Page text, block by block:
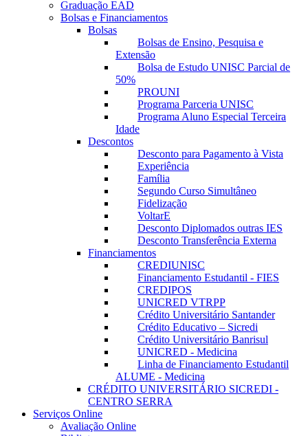
Graduação EAD
Bolsas e Financiamentos
Bolsas
Bolsas de Ensino, Pesquisa e
Extensão
Bolsa de Estudo UNISC Parcial de
50%
PROUNI
Programa Parceria UNISC
Programa Aluno Especial Terceira
Idade
Descontos
Desconto para Pagamento à Vista
Experiência
Família
Segundo Curso Simultâneo
Fidelização
VoltarE
Desconto Diplomados outras IES
Desconto Transferência Externa
Financiamentos
CREDIUNISC
Financiamento Estudantil - FIES
CREDIPOS
UNICRED VTRPP
Crédito Universitário Santander
Crédito Educativo – Sicredi
Crédito Universitário Banrisul
UNICRED - Medicina
Linha de Financiamento Estudantil
ALUME - Medicina
CRÉDITO UNIVERSITÁRIO SICREDI -
CENTRO SERRA
Serviços Online
Avaliação Online